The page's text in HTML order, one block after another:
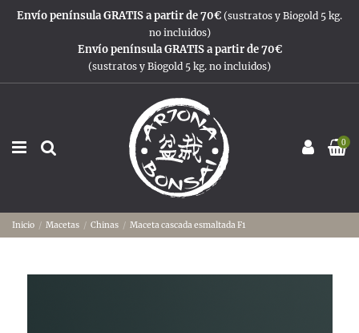
Envío península GRATIS a partir de 70€ (sustratos y Biogold 5 kg.
no incluidos)
Envío península GRATIS a partir de 70€
(sustratos y Biogold 5 kg. no incluidos)
0
Inicio Macetas Chinas Maceta cascada esmaltada F1